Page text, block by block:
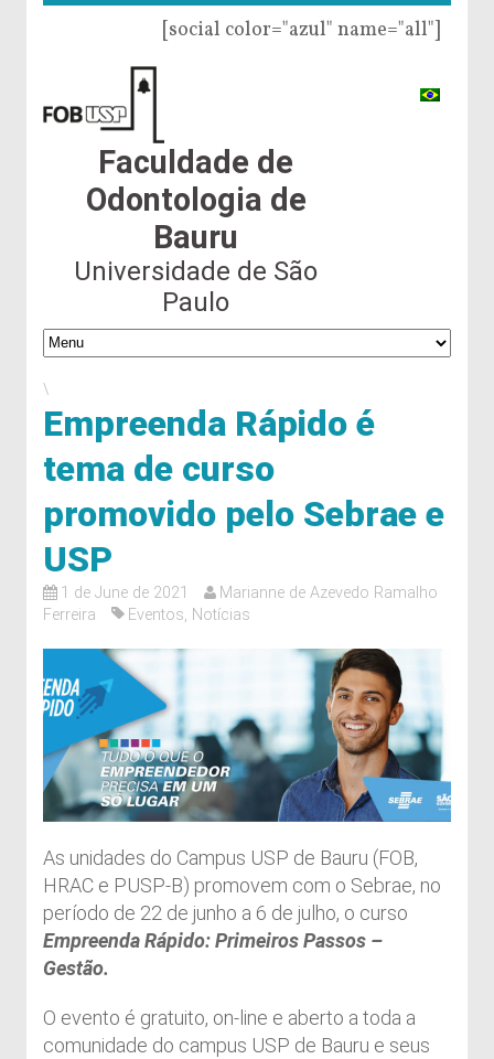
[social color="azul" name="all"]
Faculdade de
Odontologia de
Bauru
Universidade de São
Paulo
\
Empreenda Rápido é
tema de curso
promovido pelo Sebrae e
USP
1 de June de 2021
Marianne de Azevedo Ramalho
Ferreira
Eventos, Notícias
As unidades do Campus USP de Bauru (FOB,
HRAC e PUSP-B) promovem com o Sebrae, no
período de 22 de junho a 6 de julho, o curso
Empreenda Rápido: Primeiros Passos –
Gestão.
O evento é gratuito, on-line e aberto a toda a
comunidade do campus USP de Bauru e seus